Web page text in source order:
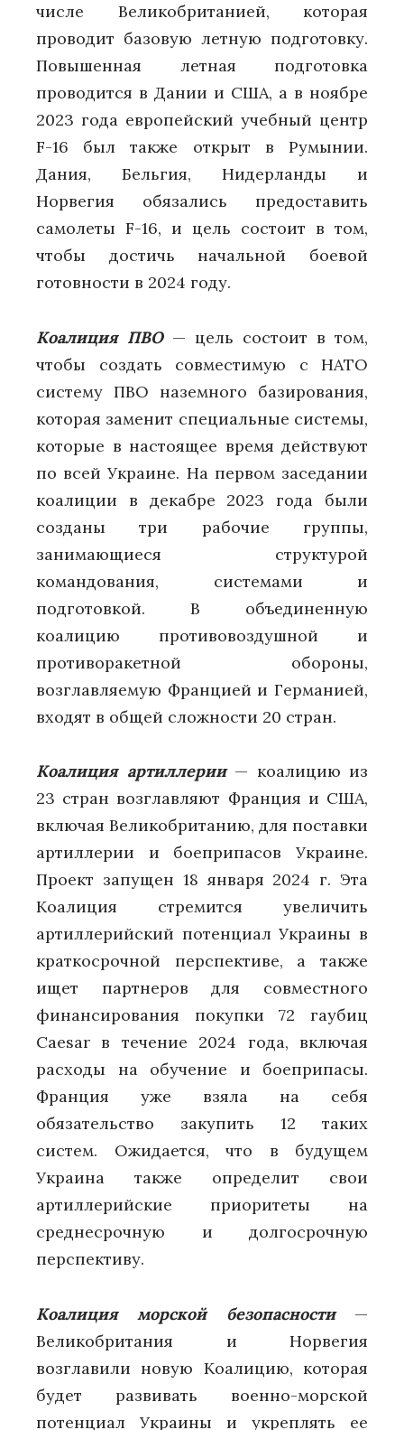
числе Великобританией, которая
проводит базовую летную подготовку.
Повышенная летная подготовка
проводится в Дании и США, а в ноябре
2023 года европейский учебный центр
F-16 был также открыт в Румынии.
Дания, Бельгия, Нидерланды и
Норвегия обязались предоставить
самолеты F-16, и цель состоит в том,
чтобы достичь начальной боевой
готовности в 2024 году.
Коалиция ПВО— цель состоит в том,
чтобы создать совместимую с НАТО
систему ПВО наземного базирования,
которая заменит специальные системы,
которые в настоящее время действуют
по всей Украине. На первом заседании
коалиции в декабре 2023 года были
созданы три рабочие группы,
занимающиеся структурой
командования, системами и
подготовкой. В объединенную
коалицию противовоздушной и
противоракетной обороны,
возглавляемую Францией и Германией,
входят в общей сложности 20 стран.
Коалиция артиллерии— коалицию из
23 стран возглавляют Франция и США,
включая Великобританию, для поставки
артиллерии и боеприпасов Украине.
Проект запущен 18 января 2024 г. Эта
Коалиция стремится увеличить
артиллерийский потенциал Украины в
краткосрочной перспективе, а также
ищет партнеров для совместного
финансирования покупки 72 гаубиц
Caesar в течение 2024 года, включая
расходы на обучение и боеприпасы.
Франция уже взяла на себя
обязательство закупить 12 таких
систем. Ожидается, что в будущем
Украина также определит свои
артиллерийские приоритеты на
среднесрочную и долгосрочную
перспективу.
Коалиция морской безопасности —
Великобритания и Норвегия
возглавили новую Коалицию, которая
будет развивать военно-морской
потенциал Украины и укреплять ее